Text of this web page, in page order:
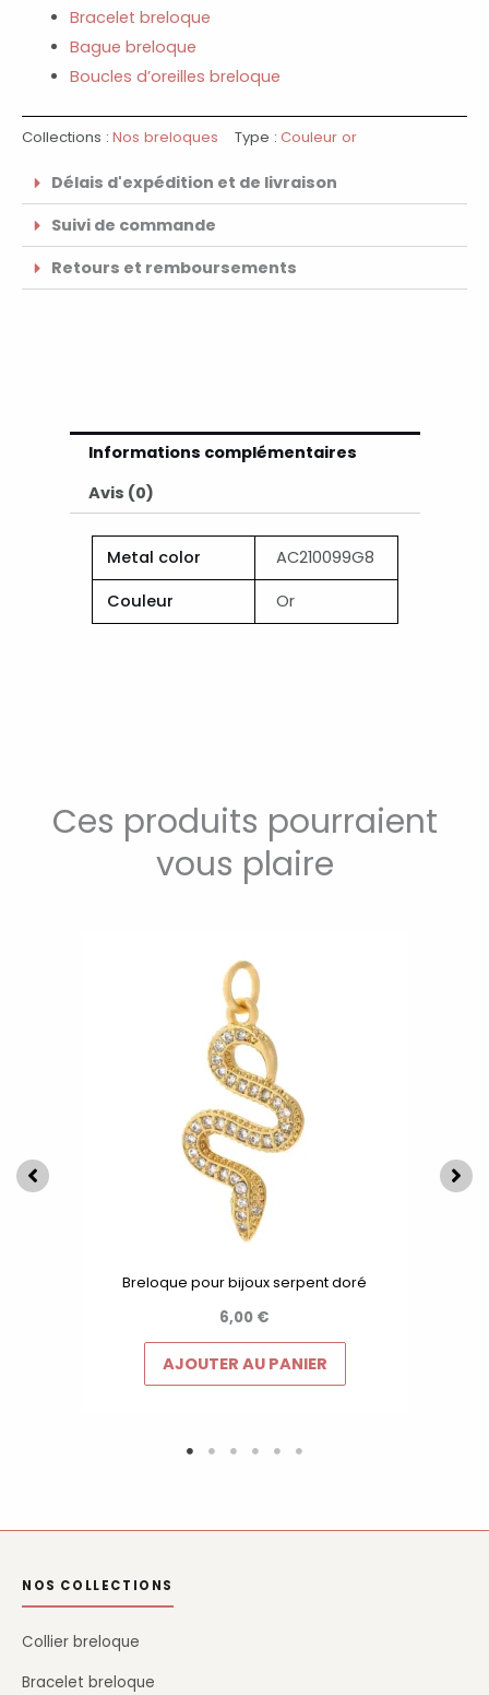
Bracelet breloque
Bague breloque
Boucles d’oreilles breloque
Collections : Nos breloques Type : Couleur or
Délais d'expédition et de livraison
Suivi de commande
Retours et remboursements
Informations complémentaires
Avis (0)
Metal color
AC210099G8
Couleur
Or
Ces produits pourraient
vous plaire
Breloque pour bijoux serpent doré
6,00 €
AJOUTER AU PANIER
NOS COLLECTIONS
Collier breloque
Bracelet breloque